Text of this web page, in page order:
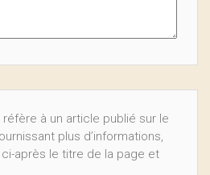
à un article publié sur le
plus d’informations,
après le titre de la page et